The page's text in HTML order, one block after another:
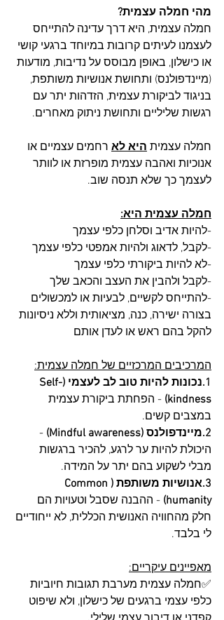
מהי חמלה עצמית?
חמלה עצמית, היא דרך עדינה להתייחס
לעצמנו לעיתים קרובות במיוחד ברגעי קושי
או כישלון, באופן מבוסס על נדיבות, מודעות
(מיינדפולנס) ותחושת אנושיות משותפת,
בניגוד לביקורת עצמית, הזדהות יתר עם
רגשות שליליים ותחושת ניתוק מאחרים.
חמלה עצמית היא לא רחמים עצמיים או
אנוכיות ואהבה עצמית מופרזת או לוותר
לעצמך כך שלא תנסה שוב.
חמלה עצמית היא:
-להיות אדיב וסלחן כלפי עצמך
-לקבל, לדאוג ולהיות אמפטי כלפי עצמך
-לא להיות ביקורתי כלפי עצמך
-לקבל ולהבין את העצב והכאב שלך
-להתייחס לקשיים, לבעיות או למכשולים
בצורה ישירה, כנה, מציאותית וללא ניסיונות
להקל בהם ראש או לעדן אותם
המרכיבים המרכזיים של חמלה עצמית:
1.נכונות להיות טוב לב לעצמי (Self-
kindness) - הפחתת ביקורת עצמית
במצבים קשים.
2.מיינדפולנס (Mindful awareness)
-
היכולת להיות ער לרגע, להכיר ברגשות
מבלי לשקוע בהם יתר על המידה.
3.אנושיות משותפת (Common
humanity) - ההבנה שסבל וטעויות הם
חלק מהחוויה האנושית הכללית, לא ייחודיים
לי בלבד.
מאפיינים עיקריים:
✅חמלה עצמית מערבת תגובות חיוביות
כלפי עצמי ברגעים של כישלון, ולא שיפוט